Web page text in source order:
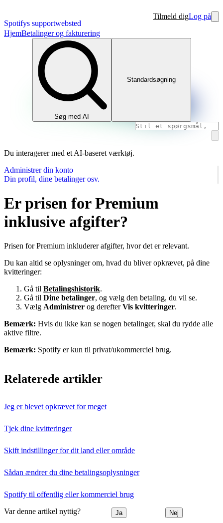
Spotifys supportwebsted
Tilmeld digLog på
HjemBetalinger og fakturering
Søg med AI
Standardsøgning
Du interagerer med et AI-baseret værktøj.
Administrer din konto
Din profil, dine betalinger osv.
Er prisen for Premium
inklusive afgifter?
Prisen for Premium inkluderer afgifter, hvor det er relevant.
Du kan altid se oplysninger om, hvad du bliver opkrævet, på dine
kvitteringer:
Gå til Betalingshistorik.
Gå til Dine betalinger, og vælg den betaling, du vil se.
Vælg Administrer og derefterVis kvitteringer.
Bemærk: Hvis du ikke kan se nogen betalinger, skal du rydde alle
aktive filtre.
Bemærk: Spotify er kun til privat/ukommerciel brug.
Relaterede artikler
Jeg er blevet opkrævet for meget
Tjek dine kvitteringer
Skift indstillinger for dit land eller område
Sådan ændrer du dine betalingsoplysninger
Spotify til offentlig eller kommerciel brug
Var denne artikel nyttig? Ja Nej